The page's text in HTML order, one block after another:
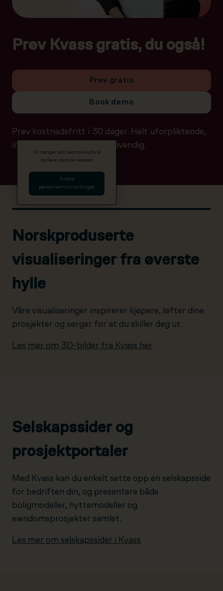
Prøv Kvass gratis, du også!
Prøv gratis
Book demo
Prøv kostnadsfritt i 30 dager. Helt uforpliktende,
ingen betalingsdetaljer nødvendig.
Vi trenger ditt samtykke for å
spille av denne videoen
Endre
personverninnstillinger
Norskproduserte
visualiseringer fra øverste
hylle
Våre visualiseringer inspirerer kjøpere, løfter dine
prosjekter og sørger for at du skiller deg ut.
Les mer om 3D-bilder fra Kvass her
Selskapssider og
prosjektportaler
Med Kvass kan du enkelt sette opp en selskapsside
for bedriften din, og presentere både
boligmodeller, hyttemodeller og
eiendomsprosjekter samlet.
Les mer om selskapssider i Kvass